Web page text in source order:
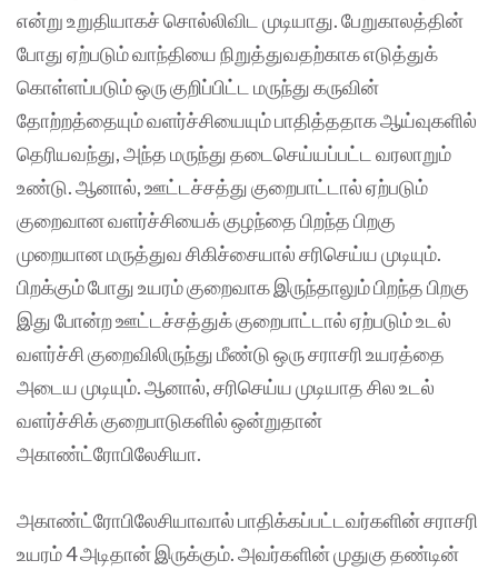
என்று உறுதியாகச் சொல்லிவிட முடியாது. பேறுகாலத்தின்
போது ஏற்படும் வாந்தியை நிறுத்துவதற்காக எடுத்துக்
கொள்ளப்படும் ஒரு குறிப்பிட்ட மருந்து கருவின்
தோற்றத்தையும் வளர்ச்சியையும் பாதித்ததாக ஆய்வுகளில்
தெரியவந்து, அந்த மருந்து தடைசெய்யப்பட்ட வரலாறும்
உண்டு. ஆனால், ஊட்டச்சத்து குறைபாட்டால் ஏற்படும்
குறைவான வளர்ச்சியைக் குழந்தை பிறந்த பிறகு
முறையான மருத்துவ சிகிச்சையால் சரிசெய்ய முடியும்.
பிறக்கும் போது உயரம் குறைவாக இருந்தாலும் பிறந்த பிறகு
இது போன்ற ஊட்டச்சத்துக் குறைபாட்டால் ஏற்படும் உடல்
வளர்ச்சி குறைவிலிருந்து மீண்டு ஒரு சராசரி உயரத்தை
அடைய முடியும்‌. ஆனால், சரிசெய்ய முடியாத சில உடல்
வளர்ச்சிக் குறைபாடுகளில் ஒன்றுதான்
அகாண்ட்ரோபிலேசியா.
அகாண்ட்ரோபிலேசியாவால் பாதிக்கப்பட்டவர்களின் சராசரி
உயரம் 4 அடிதான் இருக்கும். அவர்களின் முதுகு தண்டின்